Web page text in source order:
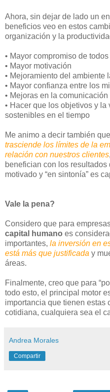
Ahora, sin dejar de lado un
beneficios veo en estos
organización y la
• Mayor compromiso de todos
• Mayor motivación
• Mejoramiento del ambiente
• Mayor confianza entre los
• Mejoras en la comunicación
• Hacer que los objetivos y
sostenibles en el tiempo
Me animo a decir también
trasciende los límites de la
relación con nuestros clientes
benefician con los
motivado y “en sintonía” es
Vale la pena?
Considero que para
capital humano es
importantes, la inversión en
está más que justificada y
áreas.
Finalmente, creo que para
todo esto, el principal motor
importancia que tienen estas
cotidiana, cualquiera sea el
Andrea Morales
Compartir